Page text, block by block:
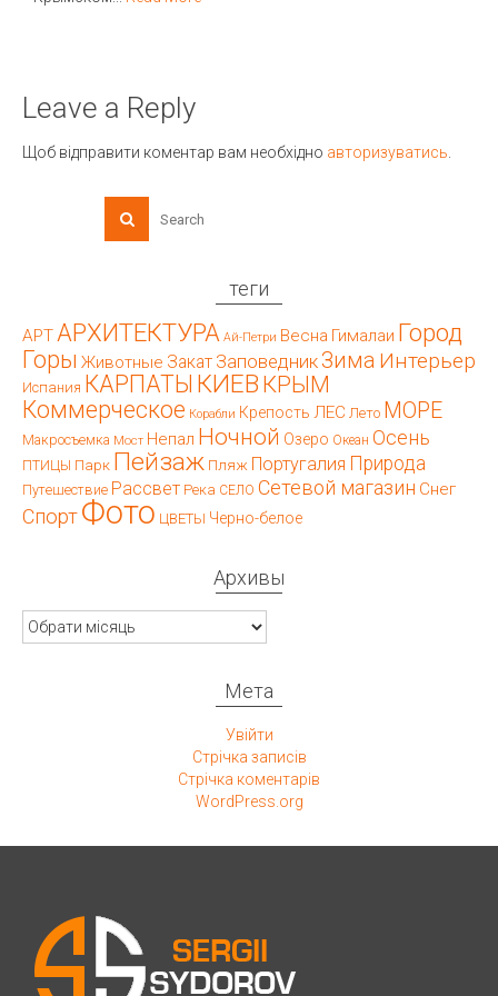
Leave a Reply
Щоб відправити коментар вам необхідно авторизуватись
теги
АРТ АРХИТЕКТУРА Ай-Петри Весна Гималаи Город
Горы Животные Закат ЗаповедникЗима Интерьер
Испания КАРПАТЫ КИЕВ КРЫМ
Коммерческое Корабли Крепость ЛЕС Лето МОРЕ
Макросъемка Мост Непал Ночной Озеро Океан Осень
ПТИЦЫ Парк Пейзаж Пляж Португалия Природа
Путешествие Рассвет Река СЕЛО Сетевой магазин Снег
СпортФото ЦВЕТЫ Черно-белое
Архивы
Архивы
Мета
Увійти
Стрічка записів
Стрічка коментарів
WordPress.org